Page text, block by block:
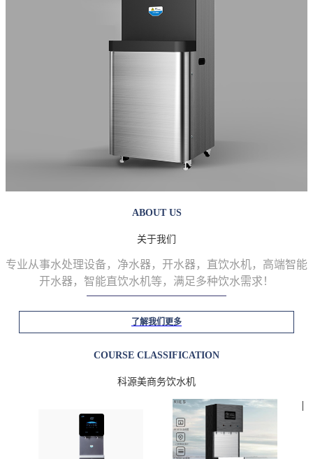
ABOUT US
关于我们
专业从事水处理设备，净水器，开水器，直饮水机，高端智能
开水器，智能直饮水机等，满足多种饮水需求！
了解我们更多
COURSE CLASSIFICATION
科源美商务饮水机
|